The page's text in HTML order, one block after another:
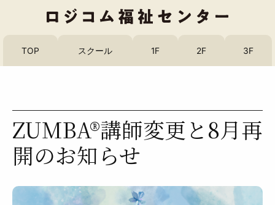
TOP スクール 1F 2F 3F
ZUMBA®講師変更と8月再
開のお知らせ